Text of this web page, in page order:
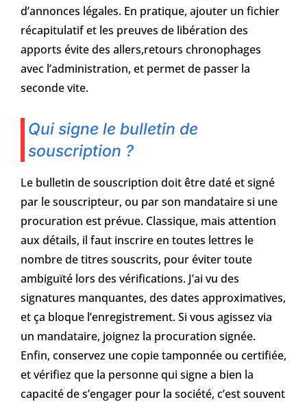
d’annonces légales. En pratique, ajouter un fichier
récapitulatif et les preuves de libération des
apports évite des allers,retours chronophages
avec l’administration, et permet de passer la
seconde vite.
Qui signe le bulletin de
souscription ?
Le bulletin de souscription doit être daté et signé
par le souscripteur, ou par son mandataire si une
procuration est prévue. Classique, mais attention
aux détails, il faut inscrire en toutes lettres le
nombre de titres souscrits, pour éviter toute
ambiguïté lors des vérifications. J’ai vu des
signatures manquantes, des dates approximatives,
et ça bloque l’enregistrement. Si vous agissez via
un mandataire, joignez la procuration signée.
Enfin, conservez une copie tamponnée ou certifiée,
et vérifiez que la personne qui signe a bien la
capacité de s’engager pour la société, c’est souvent